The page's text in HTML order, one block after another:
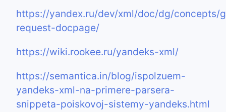
https://yandex.ru/dev/xml/doc/dg/concepts/
request-docpage/
https://wiki.rookee.ru/yandeks-xml/
https://semantica.in/blog/ispolzuem-
yandeks-xml-na-primere-parsera-
snippeta-poiskovoj-sistemy-yandeks.html